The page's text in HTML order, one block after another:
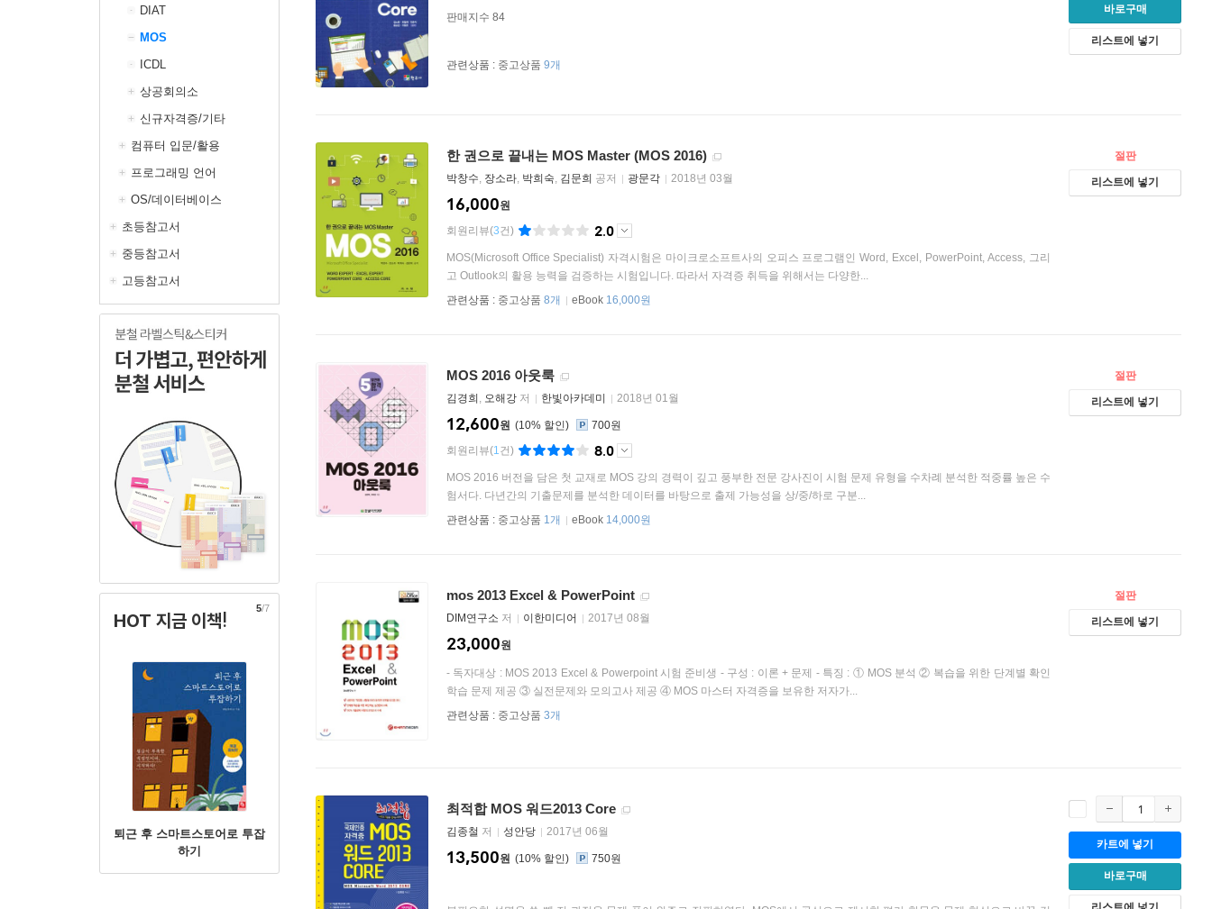
DIAT
MOS
ICDL
상공회의소
신규자격증/기타
컴퓨터 입문/활용
프로그래밍 언어
OS/데이터베이스
초등참고서
중등참고서
고등참고서
HOT 지금 이책!
퇴근 후 스마트스토어로 투잡
하기
5/7
판매지수 84
관련상품 : 중고상품 9개
바로구매
리스트에 넣기
한 권으로 끝내는 MOS Master (MOS 2016)
박창수, 장소라, 박희숙, 김문희 공저 광문각 2018년 03월
16,000원
회원리뷰(3건) 2.0
MOS(Microsoft Office Specialist) 자격시험은 마이크로소프트사의 오피스 프로그램인 Word, Excel, PowerPoint, Access, 그리
고 Outlook의 활용 능력을 검증하는 시험입니다. 따라서 자격증 취득을 위해서는 다양한...
관련상품 : 중고상품 8개 eBook 16,000원
절판
리스트에 넣기
MOS 2016 아웃룩
김경희 , 오해강 저 한빛아카데미 2018년 01월
10%
12,600원
700원
회원리뷰(1건) 8.0
MOS 2016 버전을 담은 첫 교재로 MOS 강의 경력이 깊고 풍부한 전문 강사진이 시험 문제 유형을 수차례 분석한 적중률 높은 수
험서다. 다년간의 기출문제를 분석한 데이터를 바탕으로 출제 가능성을 상/중/하로 구분...
관련상품 : 중고상품 1개 eBook 14,000원
절판
리스트에 넣기
mos 2013 Excel & PowerPoint
DIM연구소 저 이한미디어 2017년 08월
23,000원
- 독자대상 : MOS 2013 Excel & Powerpoint 시험 준비생 - 구성 : 이론 + 문제 - 특징 : ① MOS 분석 ② 복습을 위한 단계별 확인
학습 문제 제공 ③ 실전문제와 모의고사 제공 ④ MOS 마스터 자격증을 보유한 저자가...
관련상품 : 중고상품 3개
절판
리스트에 넣기
최적합 MOS 워드2013 Core
김종철 저 성안당 2017년 06월
10%
13,500원 750원
카트에 넣기
바로구매